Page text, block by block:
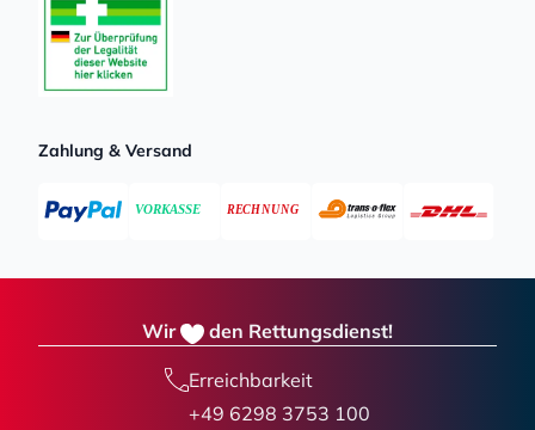
Zahlung & Versand
Wir den Rettungsdienst!
Erreichbarkeit
+49 6298 3753 100